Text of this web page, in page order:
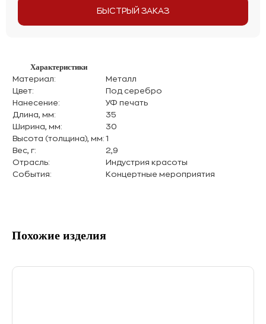
БЫСТРЫЙ ЗАКАЗ
Характеристики
Материал:
Металл
Цвет:
Под серебро
Нанесение:
УФ печать
Длина, мм:
35
Ширина, мм:
30
Высота (толщина), мм: 1
Вес, г:
2,9
Отрасль:
Индустрия красоты
События:
Концертные мероприятия
Похожие изделия